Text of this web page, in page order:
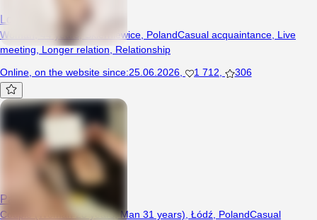
Lobuzicaa
Woman, 44 years, Skierniewice, PolandCasual acquaintance Live
meeting
Longer relation
Relationship
Online on the website since:25.06.2026 1 712 306
Parkalove69
Couple (Woman 28 years, Man 31 years), Łódź, PolandCasual